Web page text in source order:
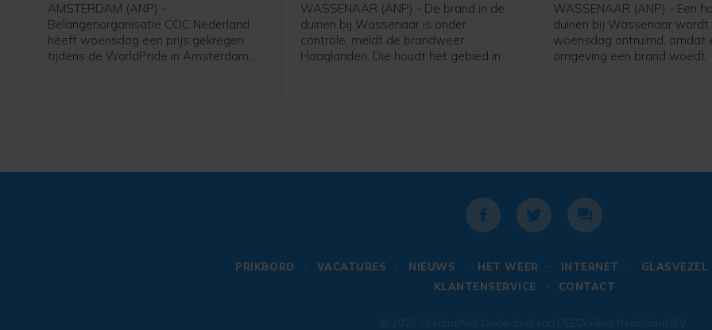
AMSTERDAM (ANP) -
Belangenorganisatie COC Nederland
heeft woensdag een prijs gekregen
tijdens de WorldPride in Amsterdam,
WASSENAAR (ANP) - De brand in de
duinen bij Wassenaar is onder
controle, meldt de brandweer
Haaglanden. Die houdt het gebied in
WASSENAAR (ANP) - Een
duinen bij Wassenaar wordt
woensdag ontruimd, omdat
omgeving een brand woedt.
PRIKBORD VACATURES NIEUWS HET WEER INTERNET GLASVEZEL
KLANTENSERVICE
CONTACT
© 2026 ZeelandNet . Onderdeel van DELTA Fiber Nederland B.V.